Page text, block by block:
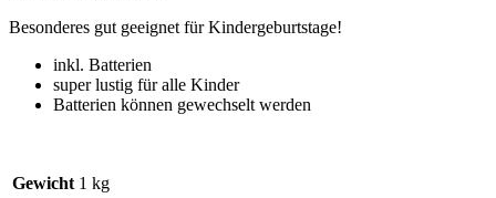
Besonderes gut geeignet für Kindergeburtstage!
inkl. Batterien
super lustig für alle Kinder
Batterien können gewechselt werden
Gewicht 1 kg